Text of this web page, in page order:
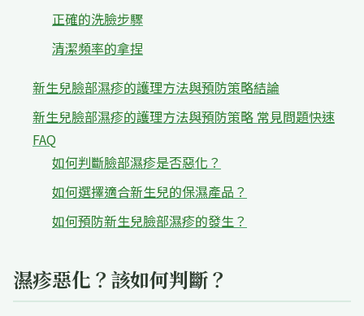
正確的洗臉步驟
清潔頻率的拿捏
新生兒臉部濕疹的護理方法與預防策略結論
新生兒臉部濕疹的護理方法與預防策略 常見問題快速
FAQ
如何判斷臉部濕疹是否惡化？
如何選擇適合新生兒的保濕產品？
如何預防新生兒臉部濕疹的發生？
濕疹惡化？該如何判斷？